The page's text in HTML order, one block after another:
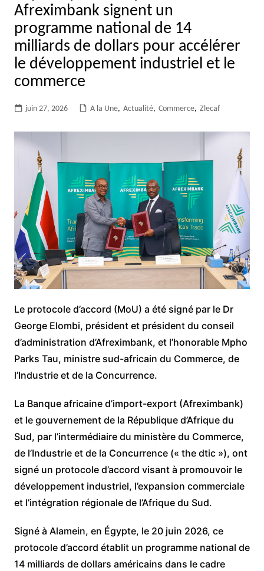
Afreximbank signent un
programme national de 14
milliards de dollars pour accélérer
le développement industriel et le
commerce
juin 27, 2026 A la Une, Actualité, Commerce, Zlecaf
Le protocole d’accord (MoU) a été signé par le Dr
George Elombi, président et président du conseil
d’administration d’Afreximbank, et l’honorable Mpho
Parks Tau, ministre sud-africain du Commerce, de
l’Industrie et de la Concurrence.
La Banque africaine d’import-export (Afreximbank)
et le gouvernement de la République d’Afrique du
Sud, par l’intermédiaire du ministère du Commerce,
de l’Industrie et de la Concurrence (« the dtic »), ont
signé un protocole d’accord visant à promouvoir le
développement industriel, l’expansion commerciale
et l’intégration régionale de l’Afrique du Sud.
Signé à Alamein, en Égypte, le 20 juin 2026, ce
protocole d’accord établit un programme national de
14 milliards de dollars américains dans le cadre